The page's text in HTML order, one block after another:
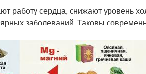
работу сердца, снижают уровень
заболеваний. Таковы